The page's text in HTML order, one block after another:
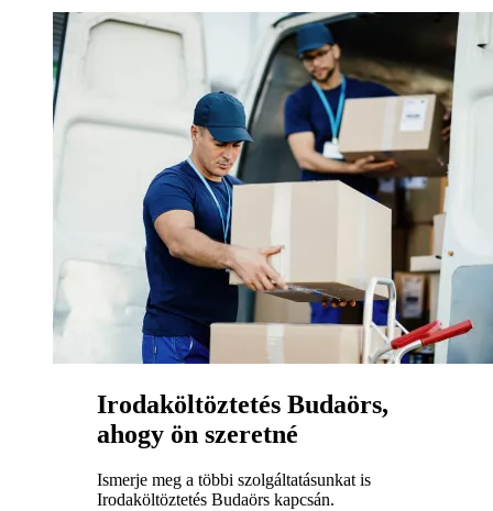
Irodaköltöztetés Budaörs,
ahogy ön szeretné
Ismerje meg a többi szolgáltatásunkat is
Irodaköltöztetés Budaörs kapcsán.